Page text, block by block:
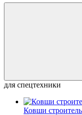
для спецтехники
Ковши